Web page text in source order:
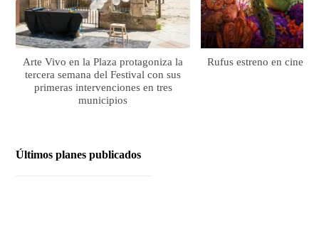
Arte Vivo en la Plaza protagoniza la
tercera semana del Festival con sus
primeras intervenciones en tres
municipios
Rufus estreno en cines
Últimos planes publicados